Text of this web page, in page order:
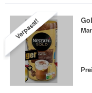
Verpasst!